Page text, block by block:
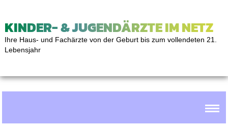
KINDER- & JUGENDÄRZTE IM NETZ
Ihre Haus- und Fachärzte von der Geburt bis zum vollendeten 21.
Lebensjahr